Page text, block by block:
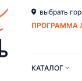
выбрать
ПРОГРАММА
КАТАЛОГ